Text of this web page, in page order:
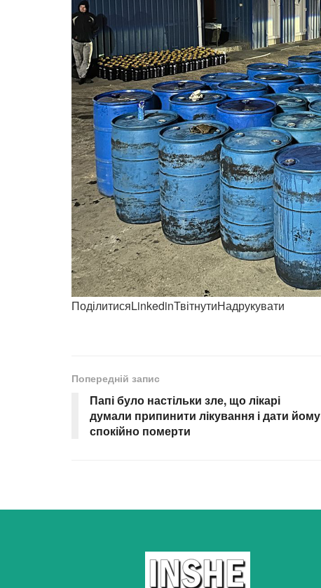
ПоділитисяLinkedinТвітнутиНадрукувати
Попередній запис
Папі було настільки зле, що лікарі
думали припинити лікування і дати йому
спокійно померти